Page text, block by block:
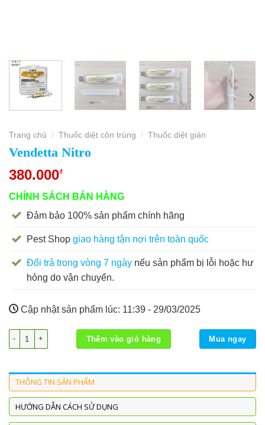
Trang chủ / Thuốc diệt côn trùng / Thuốc diệt gián
Vendetta Nitro
380.000₫
CHÍNH SÁCH BÁN HÀNG
Đảm bảo 100% sản phẩm chính hãng
Pest Shop giao hàng tận nơi trên toàn quốc
Đổi trả trong vòng 7 ngày nếu sản phẩm bị lỗi hoặc hư
hỏng do vận chuyển.
Cập nhật sản phẩm lúc: 11:39 - 29/03/2025
Vendetta Nitro số lượng
Thêm vào giỏ hàng Mua ngay
THÔNG TIN SẢN PHẨM
HƯỚNG DẪN CÁCH SỬ DỤNG